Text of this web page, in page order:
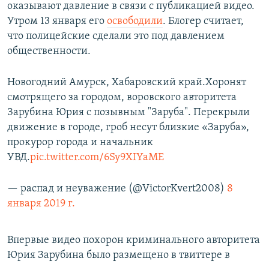
оказывают давление в связи с публикацией видео.
Утром 13 января его освободили. Блогер считает,
что полицейские сделали это под давлением
общественности.
Новогодний Амурск, Хабаровский край.Хоронят
смотрящего за городом, воровского авторитета
Зарубина Юрия c позывным "Заруба". Перекрыли
движение в городе, гроб несут близкие «Заруба»,
прокурор города и начальник
УВД.pic.twitter.com/6Sy9XIYaME
— распад и неуважение (@VictorKvert2008) 8
января 2019 г.
Впервые видео похорон криминального авторитета
Юрия Зарубина было размещено в твиттере в